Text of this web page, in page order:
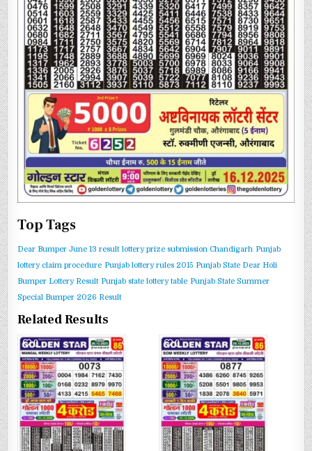
Top Tags
Dear Bumper June 13 result lottery prize submission Chandigarh Punjab
lottery claim procedure Punjab lottery rules 2015 Punjab State Dear Holi
Bumper Lottery Result Punjab state lottery table Punjab State Summer
Special Bumper 2026 Result
Related Results
0 0